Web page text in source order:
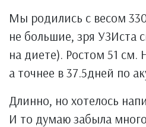
Мы родились с весом
не большие, зря УЗИста
на диете). Ростом 51 см.
а точнее в 37.5дней по
Длинно, но хотелось
И то думаю забыла